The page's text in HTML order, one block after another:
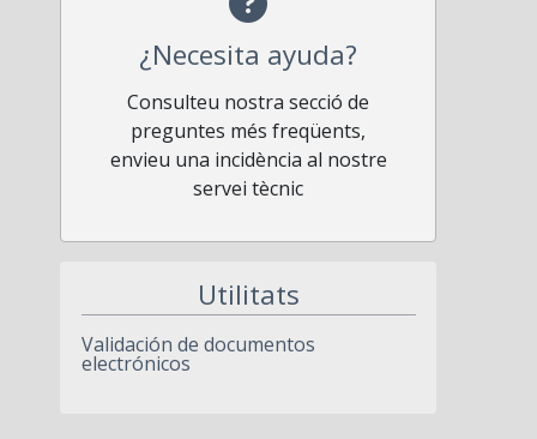
¿Necesita ayuda?
Consulteu nostra secció de
preguntes més freqüents,
envieu una incidència al nostre
servei tècnic
Utilitats
Validación de documentos
electrónicos